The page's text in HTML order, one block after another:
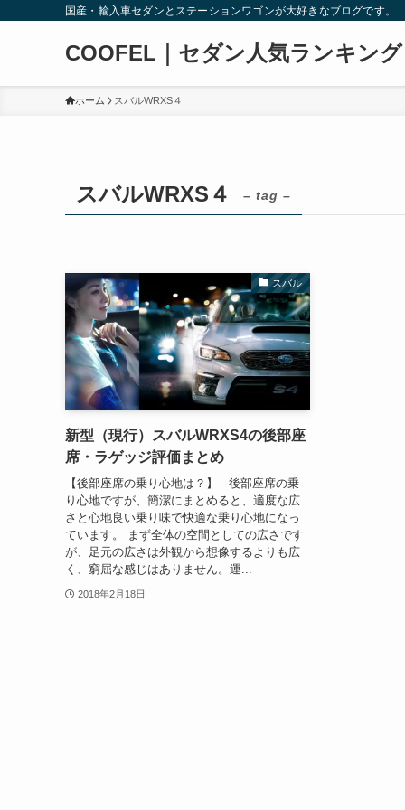
国産・輸入車セダンとステーションワゴンが大好きなブログです。
COOFEL｜セダン人気ランキング
ホーム スバルWRXS４
スバルWRXS４ – tag –
スバル
新型（現行）スバルWRXS4の後部座
席・ラゲッジ評価まとめ
【後部座席の乗り心地は？】 後部座席の乗
り心地ですが、簡潔にまとめると、適度な広
さと心地良い乗り味で快適な乗り心地になっ
ています。 まず全体の空間としての広さです
が、足元の広さは外観から想像するよりも広
く、窮屈な感じはありません。運...
2018年2月18日